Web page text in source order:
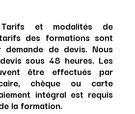
et modalités de
des formations sont
demande de devis. Nous
sous 48 heures. Les
être effectués par
chèque ou carte
intégral est requis
la formation.